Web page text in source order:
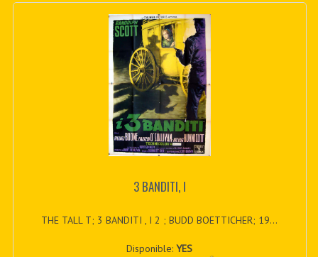
3 BANDITI, I
THE TALL T; 3 BANDITI , I 2 ; BUDD BOETTICHER; 19...
Disponible:YES